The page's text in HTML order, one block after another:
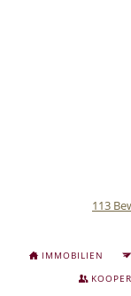
113
NAVIGATION
ÜBERSPRINGEN
IMMOBILIEN